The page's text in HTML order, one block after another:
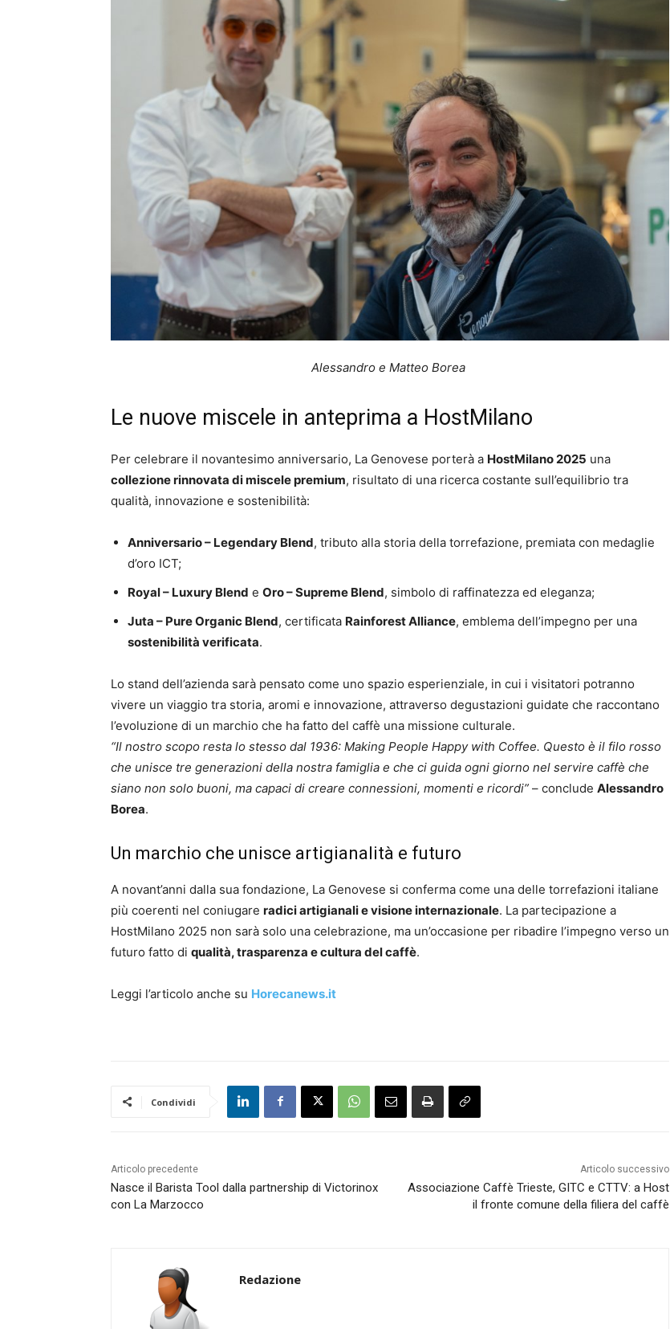
Alessandro e Matteo Borea
Le nuove miscele in anteprima a HostMilano
Per celebrare il novantesimo anniversario, La Genovese porterà a HostMilano 2025 una
collezione rinnovata di miscele premium, risultato di una ricerca costante sull’equilibrio tra
qualità, innovazione e sostenibilità:
Anniversario – Legendary Blend, tributo alla storia della torrefazione, premiata con medaglie
d’oro ICT;
Royal – Luxury Blend e Oro – Supreme Blend, simbolo di raffinatezza ed eleganza;
Juta – Pure Organic Blend, certificata Rainforest Alliance, emblema dell’impegno per una
sostenibilità verificata.
Lo stand dell’azienda sarà pensato come uno spazio esperienziale, in cui i visitatori potranno
vivere un viaggio tra storia, aromi e innovazione, attraverso degustazioni guidate che raccontano
l’evoluzione di un marchio che ha fatto del caffè una missione culturale.
“Il nostro scopo resta lo stesso dal 1936: Making People Happy with Coffee. Questo è il filo rosso
che unisce tre generazioni della nostra famiglia e che ci guida ogni giorno nel servire caffè che
siano non solo buoni, ma capaci di creare connessioni, momenti e ricordi” – conclude Alessandro
Borea.
Un marchio che unisce artigianalità e futuro
A novant’anni dalla sua fondazione, La Genovese si conferma come una delle torrefazioni italiane
più coerenti nel coniugare radici artigianali e visione internazionale. La partecipazione a
HostMilano 2025 non sarà solo una celebrazione, ma un’occasione per ribadire l’impegno verso un
futuro fatto di qualità, trasparenza e cultura del caffè.
Leggi l’articolo anche su Horecanews.it
Condividi
Articolo precedente
Nasce il Barista Tool dalla partnership di Victorinox
con La Marzocco
Articolo successivo
Associazione Caffè Trieste, GITC e CTTV: a Host
il fronte comune della filiera del caffè
Redazione